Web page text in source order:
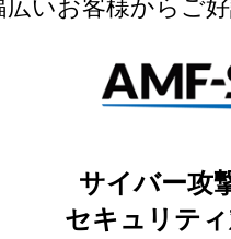
広いお客様からご
サイバー攻
セキュリテ